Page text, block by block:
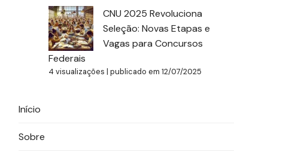
CNU 2025 Revoluciona
Seleção: Novas Etapas e
Vagas para Concursos
Federais
4 visualizações | publicado em 12/07/2025
Início
Sobre